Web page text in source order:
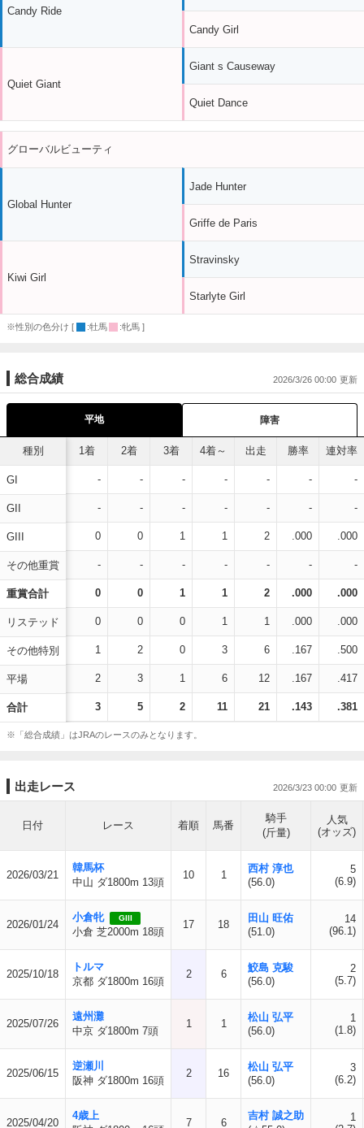
Candy Ride
Quiet Giant
Candy Girl
Giant s Causeway
Quiet Dance
グローバルビューティ
Global Hunter
Kiwi Girl
Jade Hunter
Griffe de Paris
Stravinsky
Starlyte Girl
※性別の色分け [ :牡馬 :牝馬 ]
総合成績 2026/3/26 00:00
平地 障害
種別
GI
GII
GIII
その他重賞
重賞合計
リステッド
その他特別
平場
合計
1着 2着 3着 4着～ 出走 勝率 連対率
- - - - - - -
- - - - - - -
0 0 1 1 2 .000 .000
- - - - - - -
0 0 1 1 2 .000 .000
0 0 0 1 1 .000 .000
1 2 0 3 6 .167 .500
2 3 1 6 12 .167 .417
3 5 2 11 21 .143 .381
※「総合成績」はJRAのレースのみとなります。
出走レース 2026/3/23 00:00
日付 レース 着順 馬番
騎手
(斤量)
人気
(オッズ)
2026/03/21
韓馬杯
中山 ダ1800m 13頭
10 1
西村 淳也
(56.0)
5
(6.9)
2026/01/24
小倉牝 GIII
小倉 芝2000m 18頭
17 18
田山 旺佑
(51.0)
14
(96.1)
2025/10/18
トルマ
京都 ダ1800m 16頭
2 6
鮫島 克駿
(56.0)
2
(5.7)
2025/07/26
遠州灘
中京 ダ1800m 7頭
1 1
松山 弘平
(56.0)
1
(1.8)
2025/06/15
逆瀬川
阪神 ダ1800m 16頭
2 16
松山 弘平
(56.0)
3
(6.2)
2025/04/20
4歳上
7 6
吉村 誠之助
1